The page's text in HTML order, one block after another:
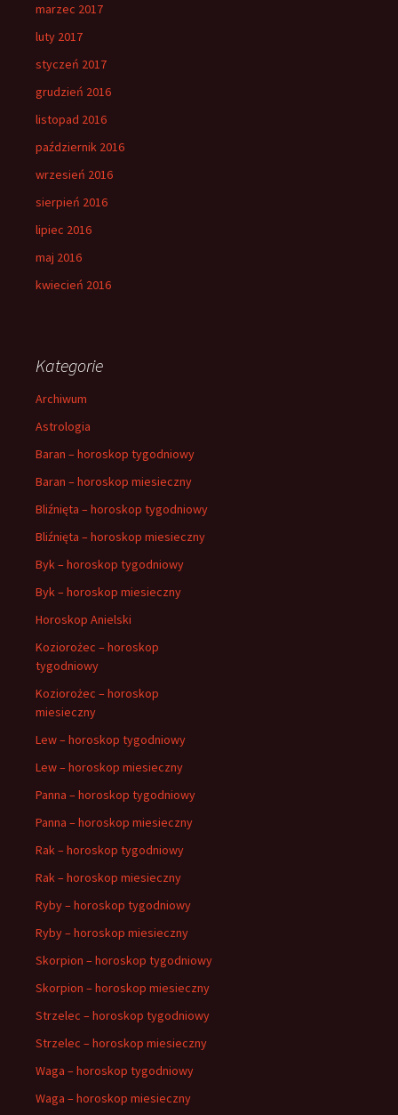
marzec 2017
luty 2017
styczeń 2017
grudzień 2016
listopad 2016
październik 2016
wrzesień 2016
sierpień 2016
lipiec 2016
maj 2016
kwiecień 2016
Kategorie
Archiwum
Astrologia
Baran – horoskop tygodniowy
Baran – horoskop miesieczny
Bliźnięta – horoskop tygodniowy
Bliźnięta – horoskop miesieczny
Byk – horoskop tygodniowy
Byk – horoskop miesieczny
Horoskop Anielski
Koziorożec – horoskop
tygodniowy
Koziorożec – horoskop
miesieczny
Lew – horoskop tygodniowy
Lew – horoskop miesieczny
Panna – horoskop tygodniowy
Panna – horoskop miesieczny
Rak – horoskop tygodniowy
Rak – horoskop miesieczny
Ryby – horoskop tygodniowy
Ryby – horoskop miesieczny
Skorpion – horoskop tygodniowy
Skorpion – horoskop miesieczny
Strzelec – horoskop tygodniowy
Strzelec – horoskop miesieczny
Waga – horoskop tygodniowy
Waga – horoskop miesieczny